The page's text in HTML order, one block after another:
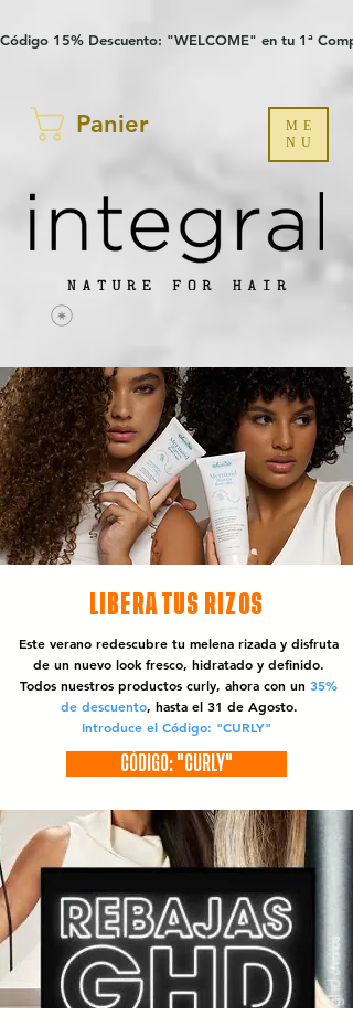
Código 15% Descuento: "WELCOME" en tu 1ª
Panier
ME
NU
LIBERA TUS RIZOS
Este verano redescubre tu melena rizada y disfruta
de un nuevo look fresco, hidratado y definido.
Todos nuestros productos curly, ahora con un 35%
de descuento, hasta el 31 de Agosto.
Introduce el Código: "CURLY"
CÓDIGO: "CURLY"